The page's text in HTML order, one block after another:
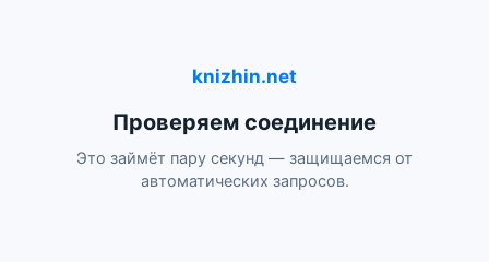
knizhin.net
Проверяем соединение
Это займёт пару секунд — защищаемся от
автоматических запросов.